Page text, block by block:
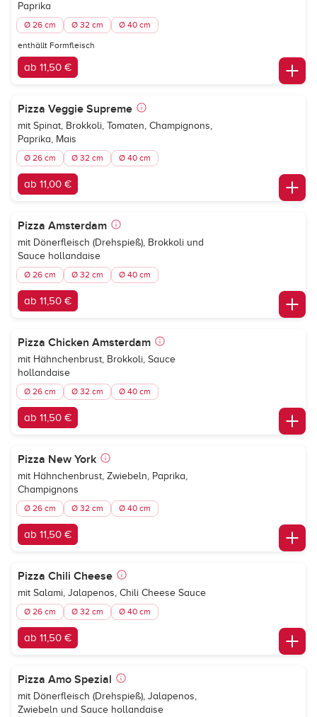
Paprika
Ø 26 cm Ø 32 cm Ø 40 cm
enthällt Formfleisch
ab 11,50 €
Pizza Veggie Supreme
mit Spinat, Brokkoli, Tomaten, Champignons,
Paprika, Mais
Ø 26 cm Ø 32 cm Ø 40 cm
ab 11,00 €
Pizza Amsterdam
mit Dönerfleisch (Drehspieß), Brokkoli und
Sauce hollandaise
Ø 26 cm Ø 32 cm Ø 40 cm
ab 11,50 €
Pizza Chicken Amsterdam
mit Hähnchenbrust, Brokkoli, Sauce
hollandaise
Ø 26 cm Ø 32 cm Ø 40 cm
ab 11,50 €
Pizza New York
mit Hähnchenbrust, Zwiebeln, Paprika,
Champignons
Ø 26 cm Ø 32 cm Ø 40 cm
ab 11,50 €
Pizza Chili Cheese
mit Salami, Jalapenos, Chili Cheese Sauce
Ø 26 cm Ø 32 cm Ø 40 cm
ab 11,50 €
Pizza Amo Spezial
mit Dönerfleisch (Drehspieß), Jalapenos,
Zwiebeln und Sauce hollandaise